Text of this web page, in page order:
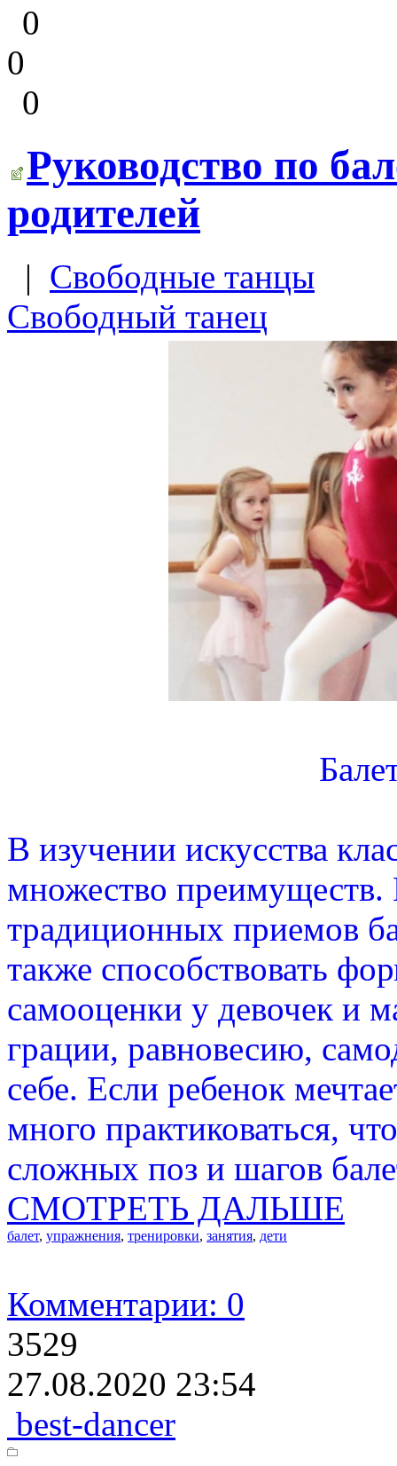
0
0
0
Руководство по
родителей
| Свободные танцы
Свободный танец
В изучении искусства
множество
традиционных приемов
также способствовать
самооценки у девочек и
грации, равновесию,
себе. Если ребенок
много практиковаться,
сложных поз и шагов
СМОТРЕТЬ ДАЛЬШЕ
балет, упражнения, тренировки, занятия, дети
Комментарии: 0
3529
27.08.2020 23:54
best-dancer